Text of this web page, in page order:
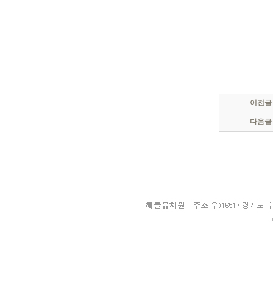
이전글
다음글